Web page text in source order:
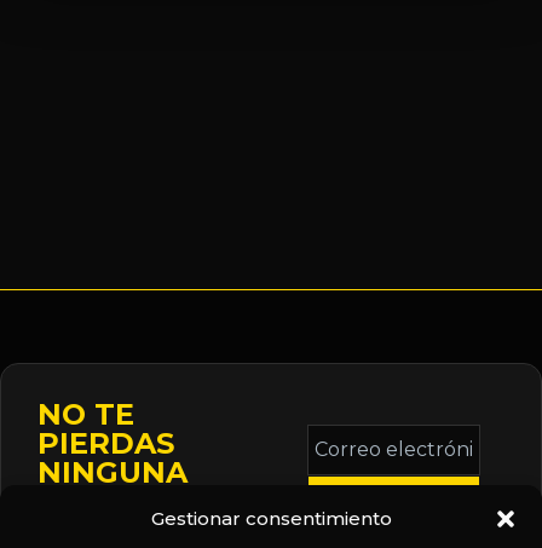
Gestionar consentimiento
NO TE
PIERDAS
NINGUNA
Mantente informado
Correo
electrónico
*